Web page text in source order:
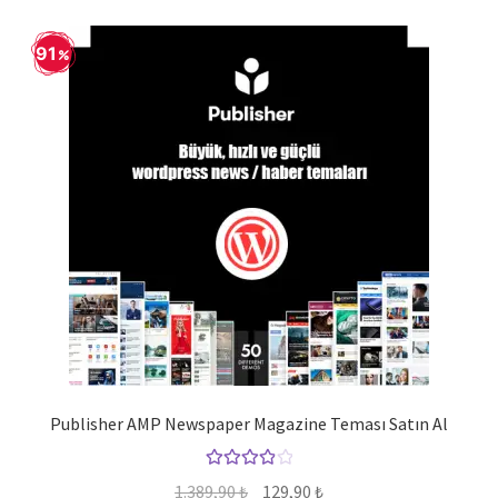
Publisher AMP Newspaper Magazine Teması Satın Al
91
1.389,90₺ Orijinal
129,90 ₺Şu